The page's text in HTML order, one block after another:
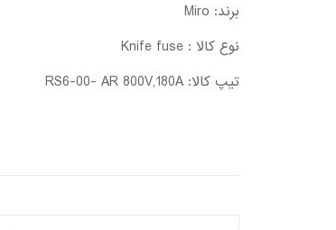
برند: Miro
نوع کالا : Knife fuse
تیپ کالا: RS6-00- AR 800V,180A